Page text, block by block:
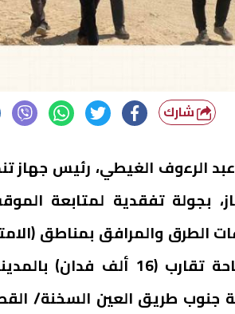
شارك
الرءوف الغيطي، رئيس جهاز
بجولة تفقدية لمتابعة
الطرق والمرافق بمناطق
السادس) بمساحة تقارب (16
جنوب طريق العين السخنة/